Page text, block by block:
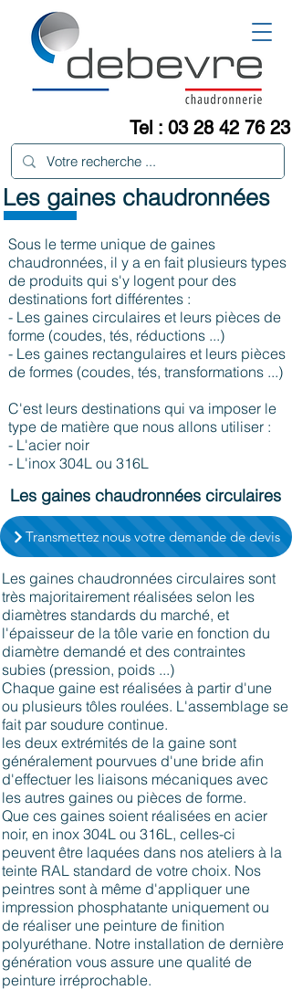
Tel : 03 28 42 76 23
Les gaines chaudronnées
Sous le terme unique de gaines
chaudronnées, il y a en fait plusieurs types
de produits qui s'y logent pour des
destinations fort différentes :
- Les gaines circulaires et leurs pièces de
forme (coudes, tés, réductions ...)
- Les gaines rectangulaires et leurs pièces
de formes (coudes, tés, transformations ...)
C'est leurs destinations qui va imposer le
type de matière que nous allons utiliser :
- L'acier noir
- L'inox 304L ou 316L
Les gaines chaudronnées circulaires
Transmettez nous votre demande de devis
Les gaines chaudronnées circulaires sont
très majoritairement réalisées selon les
diamètres standards du marché, et
l'épaisseur de la tôle varie en fonction du
diamètre demandé et des contraintes
subies (pression, poids ...)
Chaque gaine est réalisées à partir d'une
ou plusieurs tôles roulées. L'assemblage se
fait par soudure continue.
les deux extrémités de la gaine sont
généralement pourvues d'une bride afin
d'effectuer les liaisons mécaniques avec
les autres gaines ou pièces de forme.
Que ces gaines soient réalisées en acier
noir, en inox 304L ou 316L, celles-ci
peuvent être laquées dans nos ateliers à la
teinte RAL standard de votre choix. Nos
peintres sont à même d'appliquer une
impression phosphatante uniquement ou
de réaliser une peinture de finition
polyuréthane. Notre installation de dernière
génération vous assure une qualité de
peinture irréprochable.